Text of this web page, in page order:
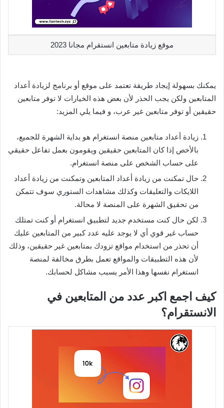
موقع زيادة متابعين انستقرام مجانا 2023
يمكنك بسهولة إيجاد طريقة تعتمد على موقع أو برنامج لزيادة أعداد
المتابعين ولكن يجب الحذر لأن بعض هذه الخيارات لا توفر متابعين
حقيقين أو توفر متابعين غير عرب، و فيما يلي المزيد:
زيادة أعداد متابعين منصة انستغرام هو بداية الشهرة للجميع،
بالأخص إذا كان المتابعين حقيقين ويقومون بعمل تفاعل حقيقي
على حساب الشخص على منصة انستغرام.
حال تمكنت من زيادة أعداد المتابعين وتمكنت من زيادة أعداد
اللايكات والتعليقات وكذلك مشاهدات الستوري سوف تتمكن
من تحقيق الشهرة على المنصة لا محالة.
لكن حال كنت مستخدم جديد لتطبيق انستغرام أو كنت تمتلك
حساب غير قوي أي لا يوجد عليه عدد كبير من المتابعين عليك
أن تحذر من استخدام مواقع تزودك بمتابعين غير حقيقين، وذلك
لأن هذه التطبيقات والمواقع تعمل بطرق مخالفة لمنصة
انستغرام نفسها وهذا الأمر يسبب مشاكل لحسابك.
كيف اجمع اكبر عدد من المتابعين في
الانستقرام؟